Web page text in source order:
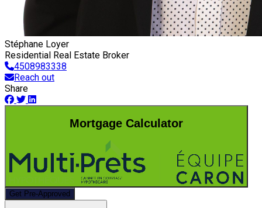
Stéphane Loyer
Residential Real Estate Broker
4508983338
Reach out
Share
Mortgage Calculator
Get Pre-Approved